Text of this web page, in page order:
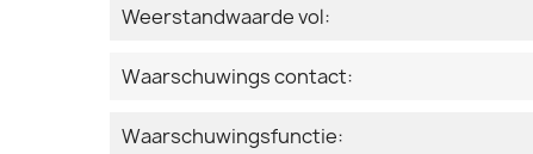
Weerstandwaarde vol:
Waarschuwings contact:
Waarschuwingsfunctie: